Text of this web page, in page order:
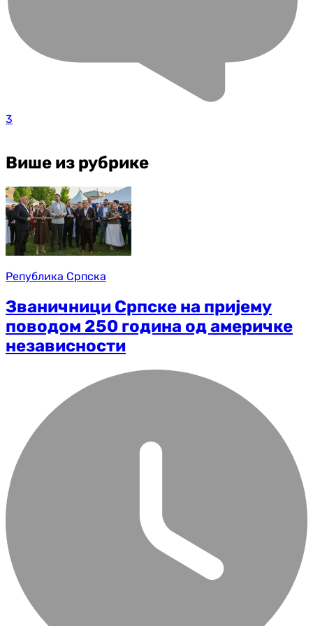
3
Више из рубрике
Република Српска
Званичници Српске на пријему
поводом 250 година од америчке
независности